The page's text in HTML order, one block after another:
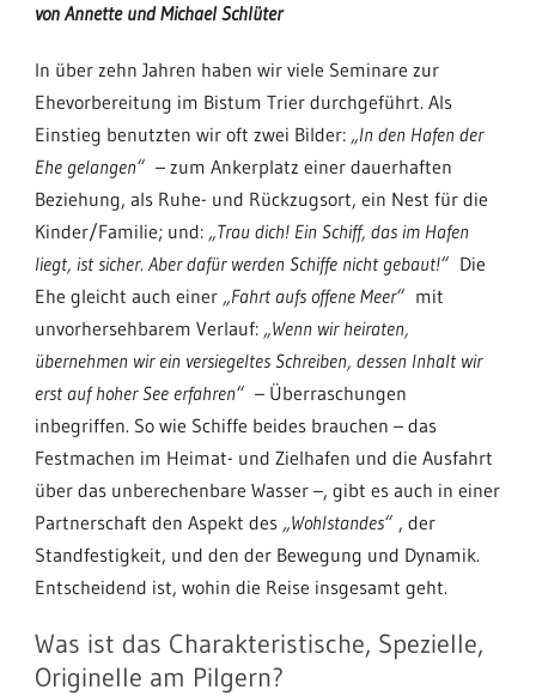
von Annette und Michael Schlüter
In über zehn Jahren haben wir viele Seminare zur
Ehevorbereitung im Bistum Trier durchgeführt. Als
Einstieg benutzten wir oft zwei Bilder: „In den Hafen der
Ehe gelangen“ – zum Ankerplatz einer dauerhaften
Beziehung, als Ruhe- und Rückzugsort, ein Nest für die
Kinder/Familie; und: „Trau dich! Ein Schiff, das im Hafen
liegt, ist sicher. Aber dafür werden Schiffe nicht gebaut!“ Die
Ehe gleicht auch einer „Fahrt aufs offene Meer“ mit
unvorhersehbarem Verlauf: „Wenn wir heiraten,
übernehmen wir ein versiegeltes Schreiben, dessen Inhalt wir
erst auf hoher See erfahren“ – Überraschungen
inbegriffen. So wie Schiffe beides brauchen – das
Festmachen im Heimat- und Zielhafen und die Ausfahrt
über das unberechenbare Wasser –, gibt es auch in einer
Partnerschaft den Aspekt des „Wohlstandes“ , der
Standfestigkeit, und den der Bewegung und Dynamik.
Entscheidend ist, wohin die Reise insgesamt geht.
Was ist das Charakteristische, Spezielle,
Originelle am Pilgern?